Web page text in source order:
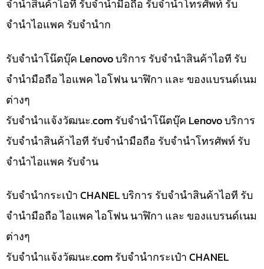
จำนำสินค้าไอที รับจำนำมือถือ รับจำนำโทรศัพท์ รับ
จำนำไอแพค รับจำนำก
รับจำนำโน๊ตบุ๊ค Lenovo บริการ รับจำนำสินค้าไอที รับ
จำนำมือถือ ไอแพค ไอโฟน นาฬิกา และ ของแบรนด์เนม
ต่างๆ
รับจํานําแจ้งวัฒนะ.com รับจำนำโน๊ตบุ๊ค Lenovo บริการ
รับจำนำสินค้าไอที รับจำนำมือถือ รับจำนำโทรศัพท์ รับ
จำนำไอแพค รับจำน
รับจำนำกระเป๋า CHANEL บริการ รับจำนำสินค้าไอที รับ
จำนำมือถือ ไอแพค ไอโฟน นาฬิกา และ ของแบรนด์เนม
ต่างๆ
รับจํานําแจ้งวัฒนะ.com รับจำนำกระเป๋า CHANEL